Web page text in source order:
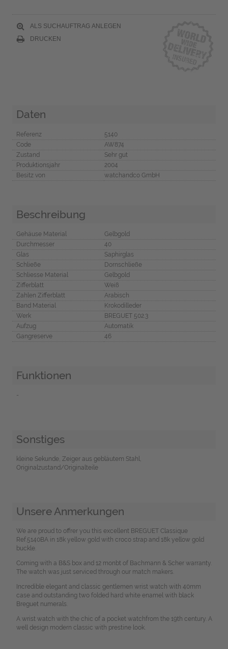
ALS SUCHAUFTRAG ANLEGEN
DRUCKEN
Daten
Referenz
5140
Code
AW874
Zustand
Sehr gut
Produktionsjahr
2004
Besitz von
watchandco GmbH
Beschreibung
Gehäuse Material
Gelbgold
Durchmesser
40
Glas
Saphirglas
Schließe
Dornschließe
Schliesse Material
Gelbgold
Zifferblatt
Weiß
Zahlen Zifferblatt
Arabisch
Band Material
Krokodilleder
Werk
BREGUET 502.3
Aufzug
Automatik
Gangreserve
46
Funktionen
-
Sonstiges
kleine Sekunde, Zeiger aus gebläutem Stahl,
Originalzustand/Originalteile
Unsere Anmerkungen
We are proud to offrer you this excellent BREGUET Classique
Ref.5140BA in 18k yellow gold with croco strap and 18k yellow gold
buckle.
Coming with a B&S box and 12 monbt of Bachmann & Scher warranty.
The watch was just serviced through our match makers.
Incredible elegant and classic gentlemen wrist watch with 40mm
case and outstanding two folded hard white enamel with black
Breguet numerals.
A wrist watch with the chic of a pocket watchfrom the 19th century. A
well design modern classic with prestine look.